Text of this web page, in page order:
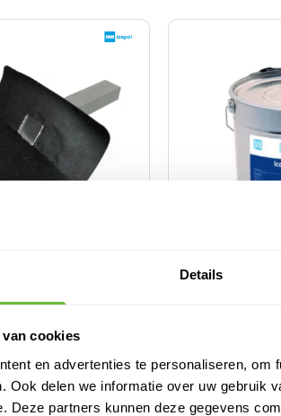
Details
cookies
en advertenties te personaliseren, om
Ook delen we informatie over uw gebruik
Deze partners kunnen deze gegevens
- Prefab
- Hoge
Icopal SA
Adviesprijs:
79,96